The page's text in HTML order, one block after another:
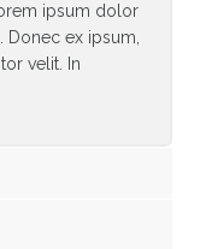
ipsum dolor
Donec ex ipsum,
velit. In